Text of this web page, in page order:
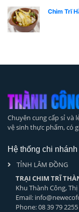
Chim Trĩ
Chuyên cung cấp sỉ và
vệ sinh thực phẩm, có
Hệ thống chi nhánh
TỈNH LÂM ĐỒNG
TRẠI CHIM TRĨ
Khu Thành Công,
Email:
Phone: 08 39 79 2255